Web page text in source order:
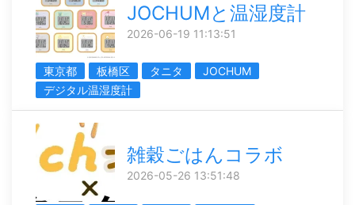
JOCHUMと温湿度計
2026-06-19 11:13:51
東京都 板橋区 タニタ
JOCHUM
デジタル温湿度計
雑穀ごはんコラボ
2026-05-26 13:51:48